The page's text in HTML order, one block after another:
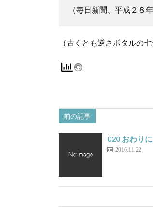
（毎日新聞、平成２８
（古くとも逆さボタルの
前の記事
020 おわりに
2016.11.22